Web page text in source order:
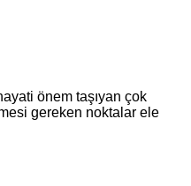
önem taşıyan çok
gereken noktalar ele